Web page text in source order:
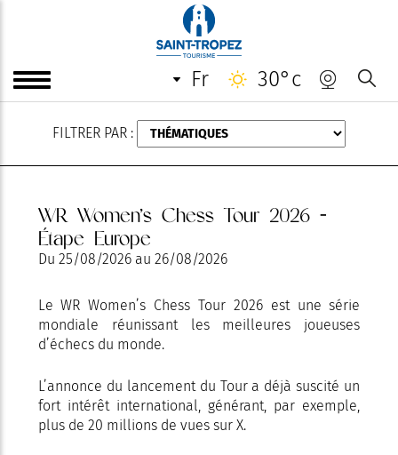
fr 30°c
FILTRER PAR :
WR Women’s Chess Tour 2026 -
Étape Europe
Du 25/08/2026 au 26/08/2026
Le WR Women’s Chess Tour 2026 est une série
mondiale réunissant les meilleures joueuses
d’échecs du monde.
L’annonce du lancement du Tour a déjà suscité un
fort intérêt international, générant, par exemple,
plus de 20 millions de vues sur X.